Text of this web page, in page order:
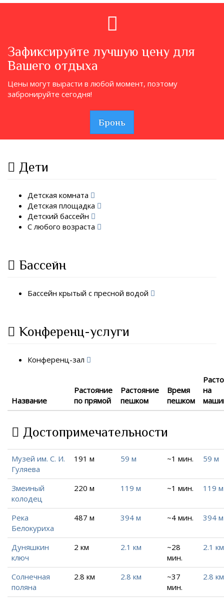
Зафиксируйте лучшую цену для
Вашего отдыха
Цены могут вырасти в любой момент, поэтому
забронируйте сегодня!
Бронь
Дети
Детская комната
Детская площадка
Детский бассейн
С любого возраста
Бассейн
Бассейн крытый с пресной водой
Конференц-услуги
Конференц-зал
Название
Растояние
по прямой
Растояние
пешком
Время
пешком
на
Достопримечательности
Музей им. С. И.
Гуляева
191 м 59 м ~1 мин. 59 м
Змеиный
колодец
220 м 119 м ~1 мин. 119 м
Река
Белокуриха
487 м 394 м ~4 мин. 394 м
Дуняшкин
ключ
2 км 2.1 км
~28
мин.
2.1 км
Солнечная
поляна
2.8 км 2.8 км
~37
мин.
2.8 км